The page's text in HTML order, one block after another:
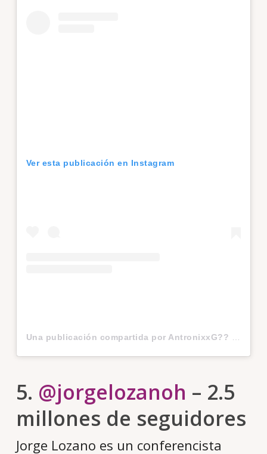
Ver esta publicación en Instagram
5. @jorgelozanoh – 2.5
millones de seguidores
Jorge Lozano es un conferencista